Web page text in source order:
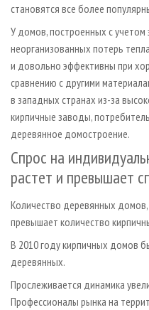
становятся все более
У домов, построенных с учетом
неорганизованных потерь
и довольно эффективны при
сравнению с другими
в западных странах из-за
кирпичные заводы,
деревянное домостроение.
Спрос на
растет и превышает
Количество деревянных
превышает количество
В 2010 году кирпичных домов
деревянных.
Прослеживается динамика
Профессионалы рынка на